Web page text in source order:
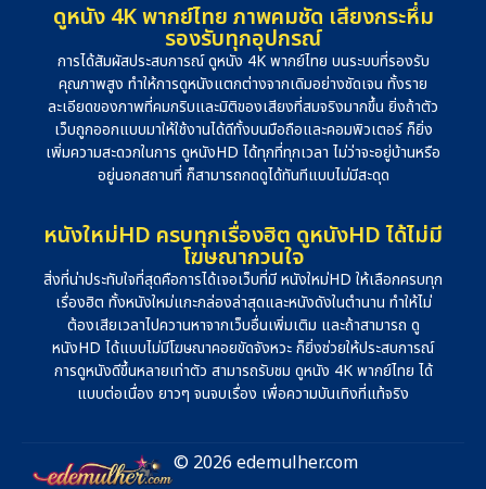
ดูหนัง 4K พากย์ไทย ภาพคมชัด เสียงกระหึ่ม
รองรับทุกอุปกรณ์
การได้สัมผัสประสบการณ์ ดูหนัง 4K พากย์ไทย บนระบบที่รองรับ
คุณภาพสูง ทำให้การดูหนังแตกต่างจากเดิมอย่างชัดเจน ทั้งราย
ละเอียดของภาพที่คมกริบและมิติของเสียงที่สมจริงมากขึ้น ยิ่งถ้าตัว
เว็บถูกออกแบบมาให้ใช้งานได้ดีทั้งบนมือถือและคอมพิวเตอร์ ก็ยิ่ง
เพิ่มความสะดวกในการ ดูหนังHD ได้ทุกที่ทุกเวลา ไม่ว่าจะอยู่บ้านหรือ
อยู่นอกสถานที่ ก็สามารถกดดูได้ทันทีแบบไม่มีสะดุด
หนังใหม่HD ครบทุกเรื่องฮิต ดูหนังHD ได้ไม่มี
โฆษณากวนใจ
สิ่งที่น่าประทับใจที่สุดคือการได้เจอเว็บที่มี หนังใหม่HD ให้เลือกครบทุก
เรื่องฮิต ทั้งหนังใหม่แกะกล่องล่าสุดและหนังดังในตำนาน ทำให้ไม่
ต้องเสียเวลาไปควานหาจากเว็บอื่นเพิ่มเติม และถ้าสามารถ ดู
หนังHD ได้แบบไม่มีโฆษณาคอยขัดจังหวะ ก็ยิ่งช่วยให้ประสบการณ์
การดูหนังดีขึ้นหลายเท่าตัว สามารถรับชม ดูหนัง 4K พากย์ไทย ได้
แบบต่อเนื่อง ยาวๆ จนจบเรื่อง เพื่อความบันเทิงที่แท้จริง
© 2026 edemulher.com